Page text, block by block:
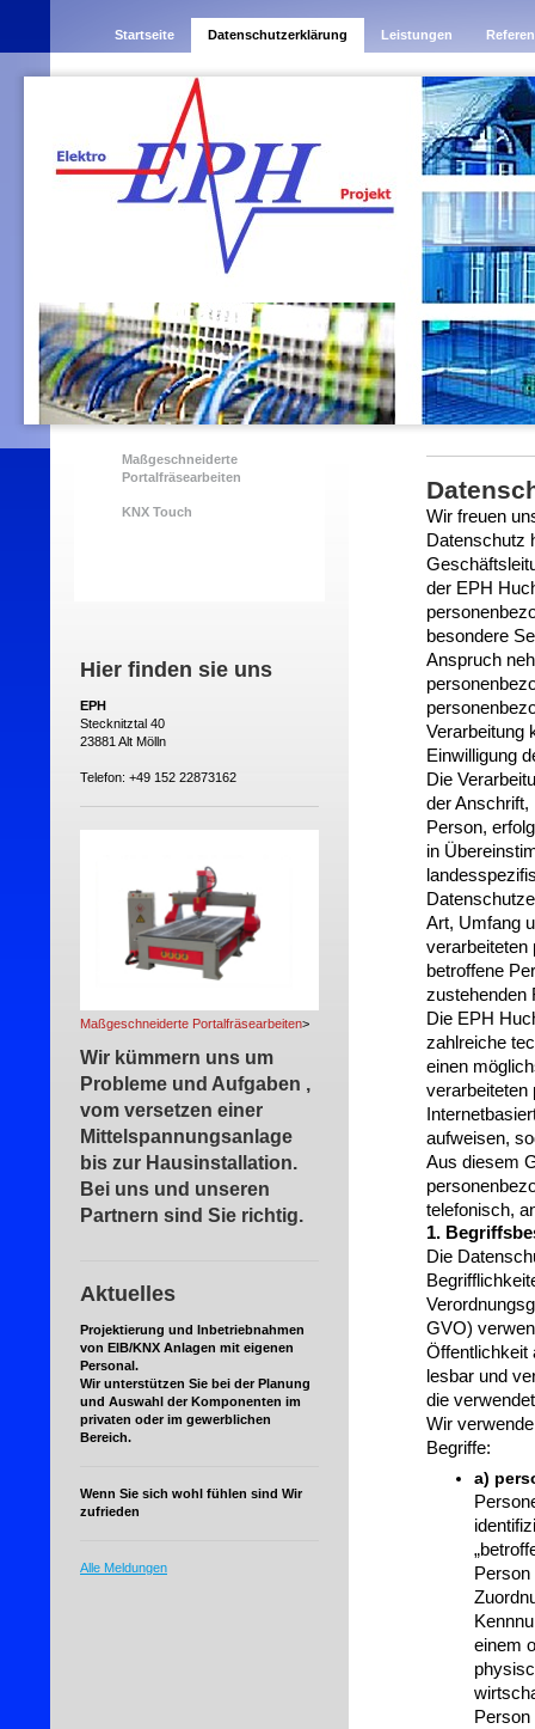
Startseite Datenschutzerklärung Leistungen
Maßgeschneiderte
Portalfräsearbeiten
KNX Touch
Hier finden sie uns
EPH
Stecknitztal 40
23881 Alt Mölln
Telefon: +49 152 22873162
Maßgeschneiderte Portalfräsearbeiten>
Wir kümmern uns um
Probleme und Aufgaben ,
vom versetzen einer
Mittelspannungsanlage
bis zur Hausinstallation.
Bei uns und unseren
Partnern sind Sie richtig.
Aktuelles
Projektierung und Inbetriebnahmen
von EIB/KNX Anlagen mit eigenen
Personal.
Wir unterstützen Sie bei der Planung
und Auswahl der Komponenten im
privaten oder im gewerblichen
Bereich.
Wenn Sie sich wohl fühlen sind Wir
zufrieden
Alle Meldungen
Wir freuen
Datenschutz
der EPH
besondere
Anspruch
Verarbeitung
Einwilligung
Die
der Anschrift,
Person,
in
Art, Umfang
verarbeiteten
betroffene
zustehenden
Die EPH
zahlreiche
einen
verarbeiteten
aufweisen,
Aus diesem
telefonisch,
1.
Die
GVO)
Öffentlichkeit
lesbar und
die
Wir
Begriffe:
a)
Person
einem
Person